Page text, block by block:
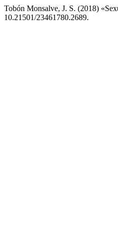
Tobón Monsalve, J. S. (2018)
10.21501/23461780.2689.